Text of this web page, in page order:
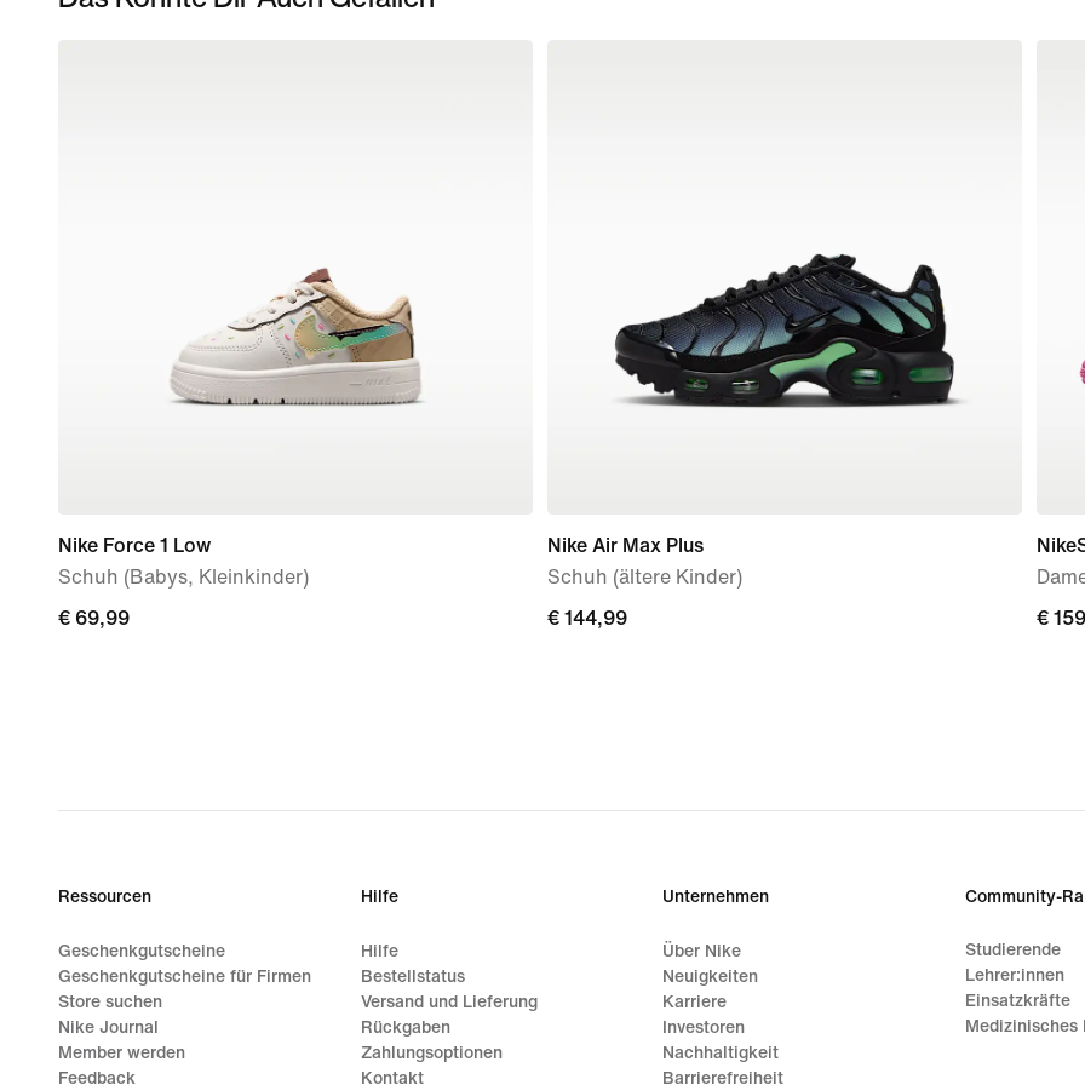
Nike Force 1 Low
Schuh (Babys, Kleinkinder)
€ 69,99
€ 69,99
Nike Air Max Plus
Schuh (ältere Kinder)
€ 144,99
€ 144,99
€
€
Ressourcen
Geschenkgutscheine
Geschenkgutscheine für Firmen
Store suchen
Nike Journal
Member werden
Feedback
Hilfe
Hilfe
Bestellstatus
Versand und Lieferung
Rückgaben
Zahlungsoptionen
Kontakt
Unternehmen
Über Nike
Neuigkeiten
Karriere
Investoren
Nachhaltigkeit
Barrierefreiheit
Community-
Studierende
Lehrer:innen
Einsatzkräfte
Medizinisches